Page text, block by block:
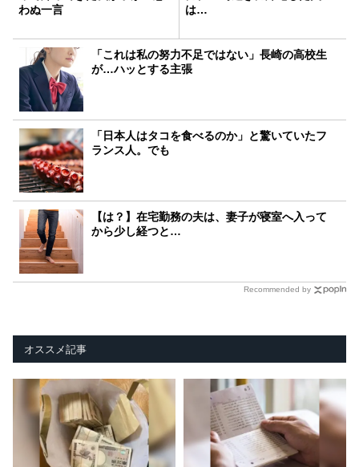
わぬ一言
は…
「これは私の努力不足ではない」長崎の高校生
が…ハッとする主張
「日本人はタコを食べるのか」と驚いていたフ
ランス人。でも
【は？】在宅勤務の夫は、妻子が寝室へ入って
から少し経つと…
Recommended by
オススメ記事